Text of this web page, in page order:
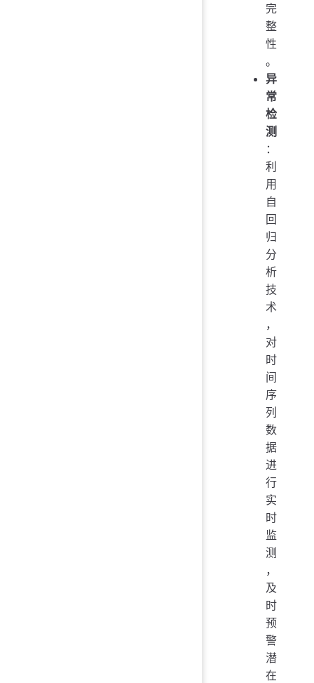
完
整
性
。
异
常
检
测
：
利
用
自
回
归
分
析
技
术
，
对
时
间
序
列
数
据
进
行
实
时
监
测
，
及
时
预
警
潜
在